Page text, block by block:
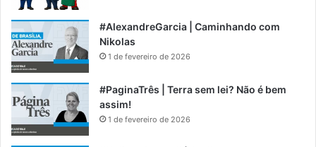
#AlexandreGarcia | Caminhando com
Nikolas
1 de fevereiro de 2026
#PaginaTrês | Terra sem lei? Não é bem
assim!
1 de fevereiro de 2026